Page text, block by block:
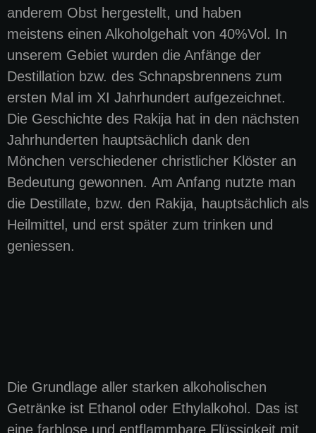
anderem Obst hergestellt, und haben
meistens einen Alkoholgehalt von 40%Vol. In
unserem Gebiet wurden die Anfänge der
Destillation bzw. des Schnapsbrennens zum
ersten Mal im XI Jahrhundert aufgezeichnet.
Die Geschichte des Rakija hat in den nächsten
Jahrhunderten hauptsächlich dank den
Mönchen verschiedener christlicher Klöster an
Bedeutung gewonnen. Am Anfang nutzte man
die Destillate, bzw. den Rakija, hauptsächlich als
Heilmittel, und erst später zum trinken und
geniessen.
Die Grundlage aller starken alkoholischen
Getränke ist Ethanol oder Ethylalkohol. Das ist
eine farblose und entflammbare Flüssigkeit mit